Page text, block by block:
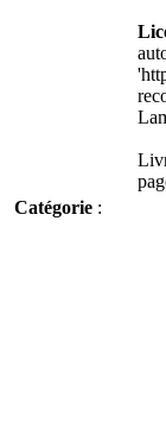
Catégorie :